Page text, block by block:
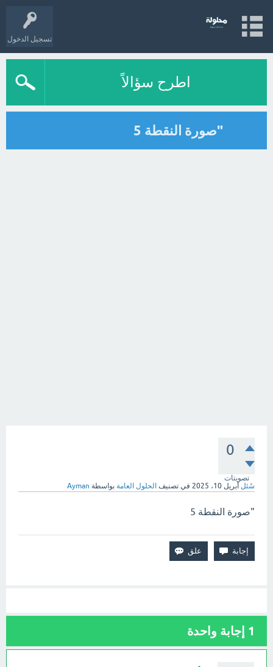
تسجيل الدخول
اطرح سؤالاً
"صورة النقطة 5
0
تصويتات
سُئل أبريل 10، 2025 في تصنيف الحلول العامة بواسطة Ayman
"صورة النقطة 5
1 إجابة واحدة